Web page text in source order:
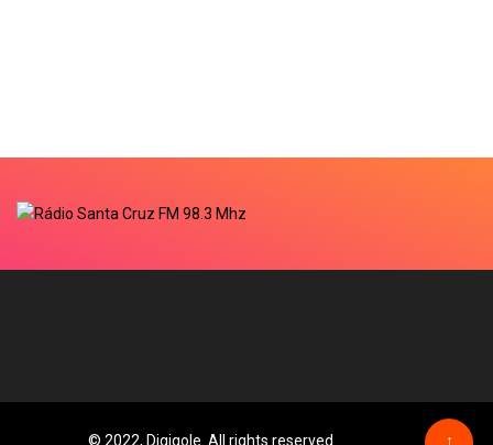
© 2022, Digiqole. All rights reserved ↑